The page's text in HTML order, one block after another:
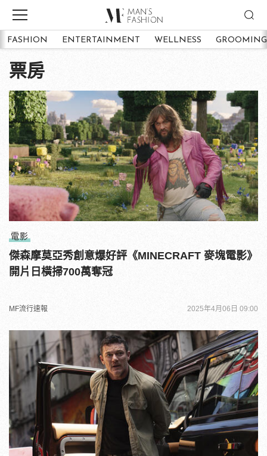
FASHION ENTERTAINMENT WELLNESS GROOMING
票房
電影
傑森摩莫亞秀創意爆好評《MINECRAFT 麥塊電影》
開片日橫掃700萬奪冠
MF流行速報 2025年4月06日 09:00